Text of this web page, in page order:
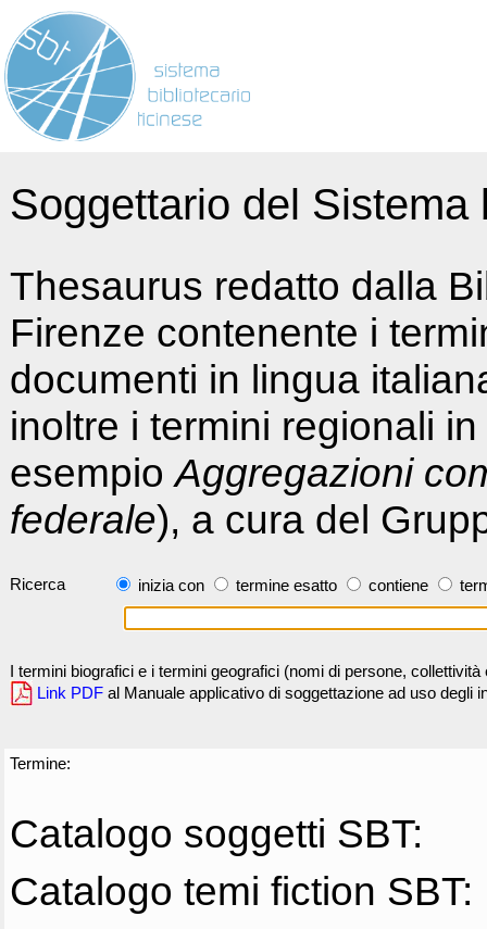
Soggettario del
Thesaurus redatto dalla
Firenze contenente i
documenti in lingua
inoltre i termini regionali
esempioAggregazioni
federale), a cura del
Ricerca inizia con termine esatto contiene
I termini biografici e i termini geografici (nomi di persone,
Link PDF al Manuale applicativo di soggettazione ad uso degli
Termine:
Catalogo soggetti SBT:
Catalogo temi fiction SBT: